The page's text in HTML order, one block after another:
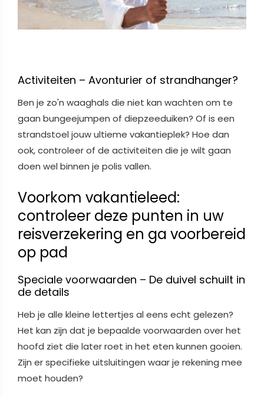
Activiteiten – Avonturier of strandhanger?
Ben je zo'n waaghals die niet kan wachten om te
gaan bungeejumpen of diepzeeduiken? Of is een
strandstoel jouw ultieme vakantieplek? Hoe dan
ook, controleer of de activiteiten die je wilt gaan
doen wel binnen je polis vallen.
Voorkom vakantieleed:
controleer deze punten in uw
reisverzekering en ga voorbereid
op pad
Speciale voorwaarden – De duivel schuilt in
de details
Heb je alle kleine lettertjes al eens echt gelezen?
Het kan zijn dat je bepaalde voorwaarden over het
hoofd ziet die later roet in het eten kunnen gooien.
Zijn er specifieke uitsluitingen waar je rekening mee
moet houden?